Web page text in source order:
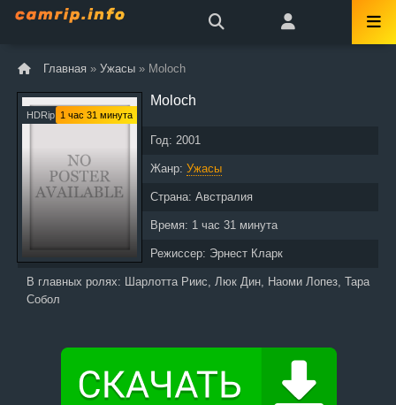
Главная » Ужасы » Moloch
HDRip 1 час 31 минута
Moloch
Год: 2001
Жанр: Ужасы
Страна: Австралия
Время: 1 час 31 минута
Режиссер: Эрнест Кларк
В главных ролях: Шарлотта Риис, Люк Дин, Наоми Лопез, Тара
Собол